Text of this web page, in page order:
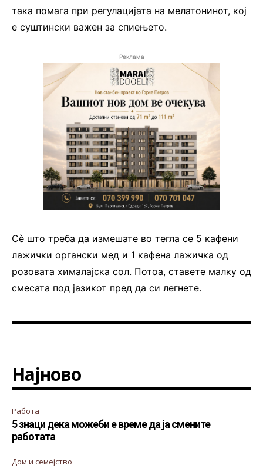
така помага при регулацијата на мелатонинот, кој
е суштински важен за спиењето.
Реклама
Сѐ што треба да измешате во тегла се 5 кафени
лажички органски мед и 1 кафена лажичка од
розовата хималајска сол. Потоа, ставете малку од
смесата под јазикот пред да си легнете.
Најново
Работа
5 знаци дека можеби е време да ја смените
работата
Дом и семејство